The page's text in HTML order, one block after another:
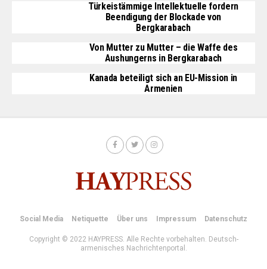
Türkeistämmige Intellektuelle fordern
Beendigung der Blockade von
Bergkarabach
Von Mutter zu Mutter – die Waffe des
Aushungerns in Bergkarabach
Kanada beteiligt sich an EU-Mission in
Armenien
Social Media Netiquette Über uns Impressum Datenschutz
Copyright © 2022 HAYPRESS. Alle Rechte vorbehalten. Deutsch-
armenisches Nachrichtenportal.